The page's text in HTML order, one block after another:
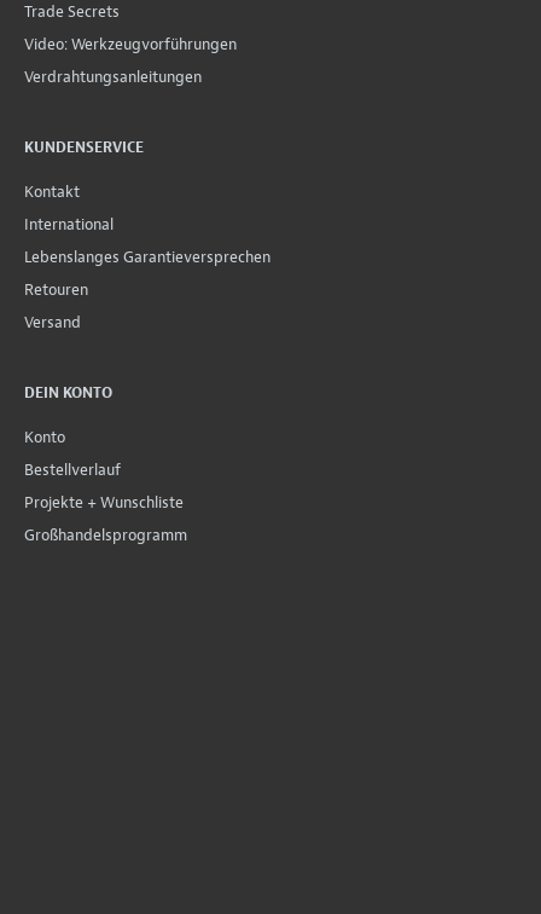
Trade Secrets
Video: Werkzeugvorführungen
Verdrahtungsanleitungen
KUNDENSERVICE
Kontakt
International
Lebenslanges Garantieversprechen
Retouren
Versand
DEIN KONTO
Konto
Bestellverlauf
Projekte + Wunschliste
Großhandelsprogramm